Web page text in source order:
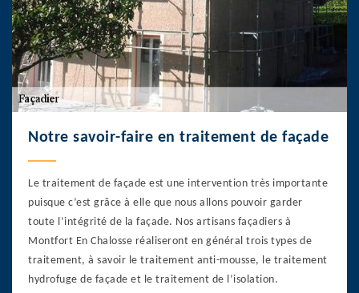
Notre savoir-faire en traitement de façade
Le traitement de façade est une intervention très importante
puisque c’est grâce à elle que nous allons pouvoir garder
toute l’intégrité de la façade. Nos artisans façadiers à
Montfort En Chalosse réaliseront en général trois types de
traitement, à savoir le traitement anti-mousse, le traitement
hydrofuge de façade et le traitement de l’isolation.